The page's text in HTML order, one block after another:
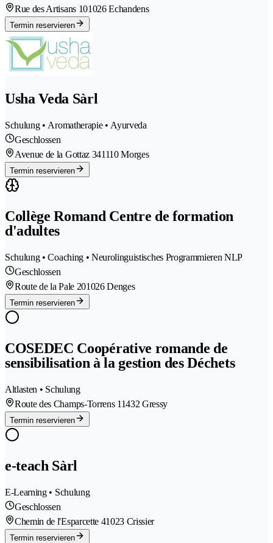
Rue des Artisans 101026 Echandens
Termin reservieren
Usha Veda Sàrl
Schulung • Aromatherapie • Ayurveda
Geschlossen
Avenue de la Gottaz 341110 Morges
Termin reservieren
Collège Romand Centre de formation
d'adultes
Schulung • Coaching • Neurolinguistisches Programmieren NLP
Geschlossen
Route de la Pale 201026 Denges
Termin reservieren
COSEDEC Coopérative romande de
sensibilisation à la gestion des Déchets
Altlasten • Schulung
Route des Champs-Torrens 11432 Gressy
Termin reservieren
e-teach Sàrl
E-Learning • Schulung
Geschlossen
Chemin de l'Esparcette 41023 Crissier
Termin reservieren